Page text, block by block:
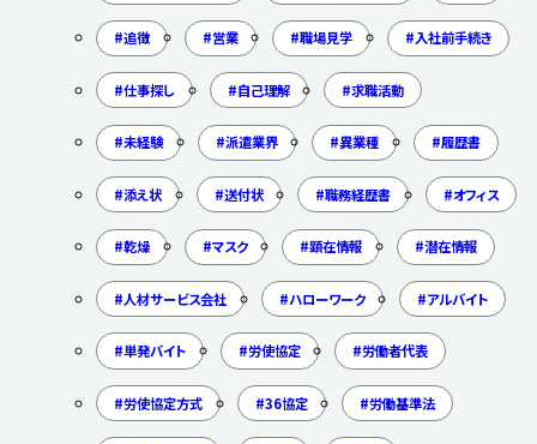
追徴 営業 職場見学 入社前手続き
仕事探し 自己理解 求職活動
未経験 派遣業界 異業種 履歴書
添え状 送付状 職務経歴書 オフィス
乾燥 マスク 顕在情報 潜在情報
人材サービス会社 ハローワーク アルバイト
単発バイト 労使協定 労働者代表
労使協定方式 36協定 労働基準法